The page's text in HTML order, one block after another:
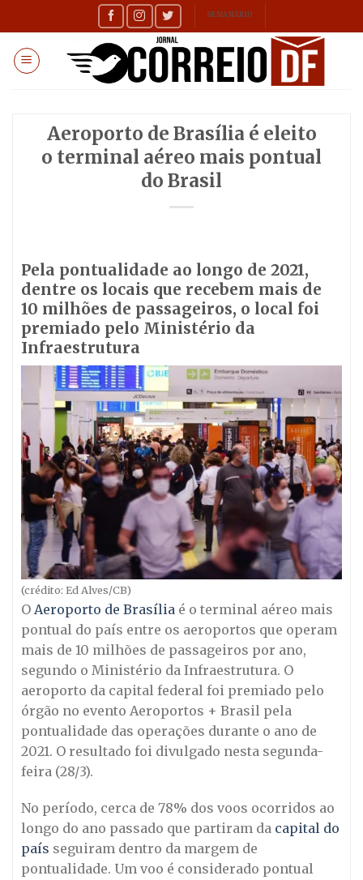
to
content
SEMANÁRIO
Aeroporto de Brasília é eleito
o terminal aéreo mais pontual
do Brasil
Pela pontualidade ao longo de 2021,
dentre os locais que recebem mais de
10 milhões de passageiros, o local foi
premiado pelo Ministério da
Infraestrutura
(crédito: Ed Alves/CB)
O Aeroporto de Brasília é o terminal aéreo mais
pontual do país entre os aeroportos que operam
mais de 10 milhões de passageiros por ano,
segundo o Ministério da Infraestrutura. O
aeroporto da capital federal foi premiado pelo
órgão no evento Aeroportos + Brasil pela
pontualidade das operações durante o ano de
2021. O resultado foi divulgado nesta segunda-
feira (28/3).
No período, cerca de 78% dos voos ocorridos ao
longo do ano passado que partiram da capital do
país seguiram dentro da margem de
pontualidade. Um voo é considerado pontual